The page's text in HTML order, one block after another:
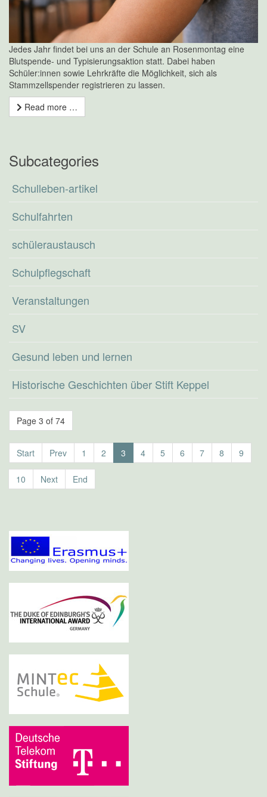
Jedes Jahr findet bei uns an der Schule an Rosenmontag eine
Blutspende- und Typisierungsaktion statt. Dabei haben
Schüler:innen sowie Lehrkräfte die Möglichkeit, sich als
Stammzellspender registrieren zu lassen.
Read more …
Subcategories
Schulleben-artikel
Schulfahrten
schüleraustausch
Schulpflegschaft
Veranstaltungen
SV
Gesund leben und lernen
Historische Geschichten über Stift Keppel
Page 3 of 74
Start Prev 1 2 3 4 5 6 7 8 9
10 Next End